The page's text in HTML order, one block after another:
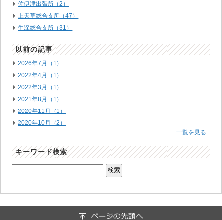
佐伊津出張所（2）
上天草総合支所（47）
牛深総合支所（31）
以前の記事
2026年7月（1）
2022年4月（1）
2022年3月（1）
2021年8月（1）
2020年11月（1）
2020年10月（2）
一覧を見る
キーワード検索